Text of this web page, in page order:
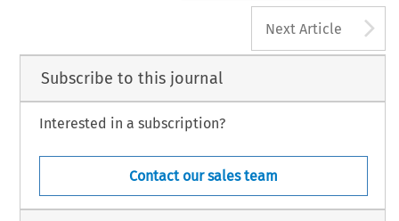
Next Article
Subscribe to this journal
Interested in a subscription?
Contact our sales team